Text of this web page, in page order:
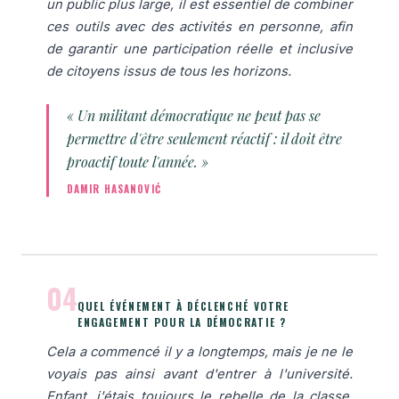
un public plus large, il est essentiel de combiner
ces outils avec des activités en personne, afin
de garantir une participation réelle et inclusive
de citoyens issus de tous les horizons.
« Un militant démocratique ne peut pas se
permettre d'être seulement réactif : il doit être
proactif toute l'année. »
DAMIR HASANOVIĆ
04QUEL ÉVÉNEMENT À DÉCLENCHÉ VOTRE
ENGAGEMENT POUR LA DÉMOCRATIE ?
Cela a commencé il y a longtemps, mais je ne le
voyais pas ainsi avant d'entrer à l'université.